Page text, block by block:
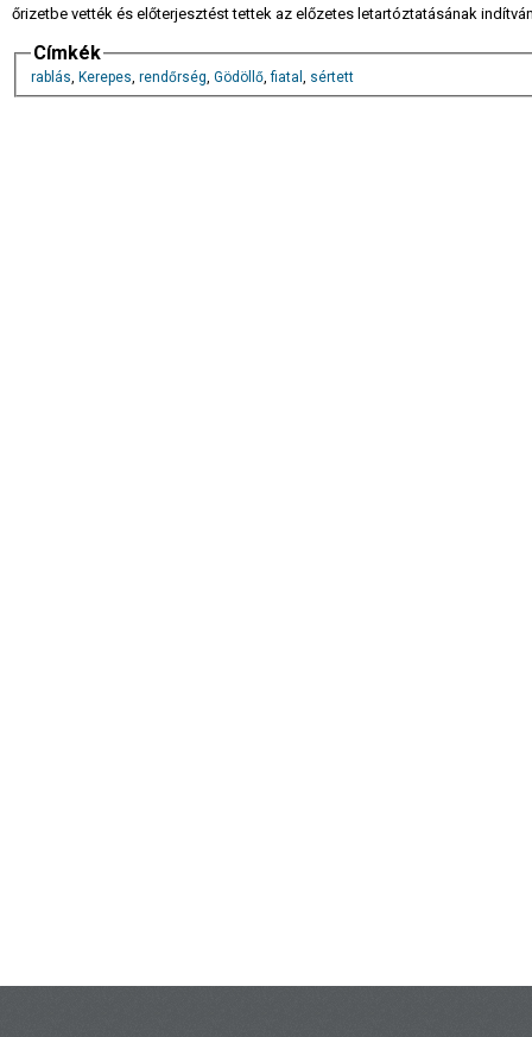
őrizetbe vették és előterjesztést tettek az előzetes letartóztatásának
Címkék
rablás, Kerepes, rendőrség, Gödöllő,fiatal , sértett